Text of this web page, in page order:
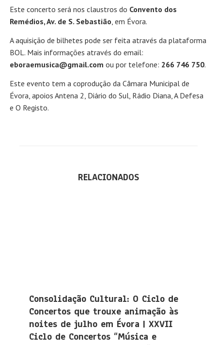
Este concerto será nos claustros do Convento dos
Remédios, Av. de S. Sebastião , em Évora.
A aquisição de bilhetes pode ser feita através da plataforma
BOL. Mais informações através do email:
eboraemusica@gmail.com ou por telefone: 266 746 750.
Este evento tem a coprodução da Câmara Municipal de
Évora, apoios Antena 2, Diário do Sul, Rádio Diana, A Defesa
e O Registo.
RELACIONADOS
Consolidação Cultural: O Ciclo de
Concertos que trouxe animação às
noites de julho em Évora | XXVII
Ciclo de Concertos “Música e